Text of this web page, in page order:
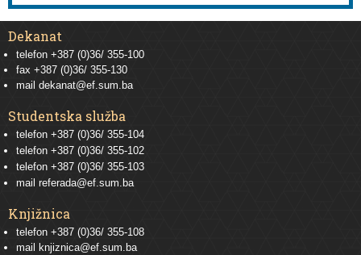
Dekanat
telefon +387 (0)36/ 355-100
fax +387 (0)36/ 355-130
mail dekanat@ef.sum.ba
Studentska služba
telefon +387 (0)36/ 355-104
telefon +387 (0)36/ 355-102
telefon +387 (0)36/ 355-103
mail referada@ef.sum.ba
Knjižnica
telefon +387 (0)36/ 355-108
mail
knjiznica@ef.sum.ba